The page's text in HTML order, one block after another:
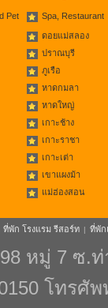
Pet Spa, Restaurant
ดอยแม่สลอง
ปราณบุรี
ภูเรือ
หาดกมลา
หาดใหญ่
เกาะช้าง
เกาะราชา
เกาะเต่า
เขาแผงม้า
แม่ฮ่องสอน
ที่พัก โรงแรม รีสอร์ท | ที่พัก
หมู่ 7 ซ.
โทรศั